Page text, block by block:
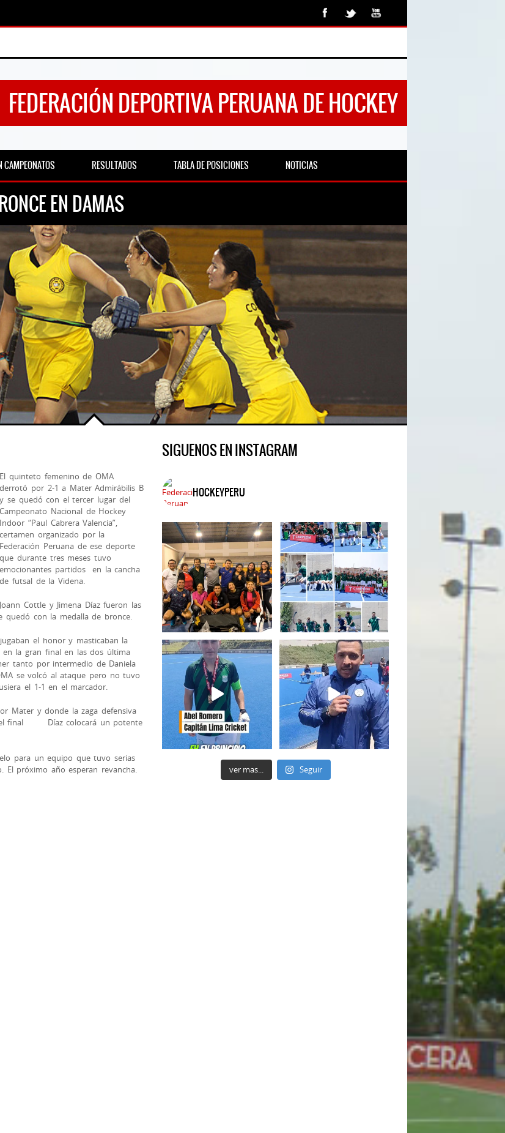
FEDERACIÓN DEPORTIVA PERUANA DE HOCKEY
RESULTADOS TABLA DE POSICIONES NOTICIAS
EN DAMAS
El quinteto femenino de OMA
derrotó por 2-1 a Mater Admirábilis B
y se quedó con el tercer lugar del
Campeonato Nacional de Hockey
Indoor “Paul Cabrera Valencia”,
certamen organizado por la
Federación Peruana de ese deporte
que durante tres meses tuvo
emocionantes partidos en la cancha
de futsal de la Videna.
Joann Cottle y Jimena Díaz fueron las
quedó con la medalla de bronce.
el honor y masticaban la
la gran final en las dos última
tanto por intermedio de Daniela
se volcó al ataque pero no tuvo
el 1-1 en el marcador.
Mater y donde la zaga defensiva
del final Díaz colocará un potente
para un equipo que tuvo serias
El próximo año esperan revancha.
SIGUENOS EN INSTAGRAM
HOCKEYPERU
ver mas... Seguir